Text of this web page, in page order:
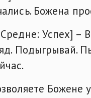
Божена
Успех] –
Подыгрывай.
Божене